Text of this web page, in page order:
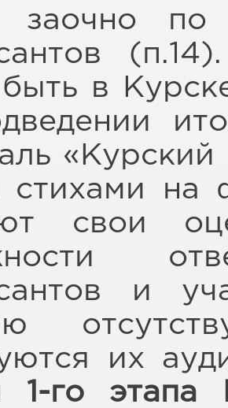
заочно по
в
«Курский
стихами на
свои
и
их
1-го этапа